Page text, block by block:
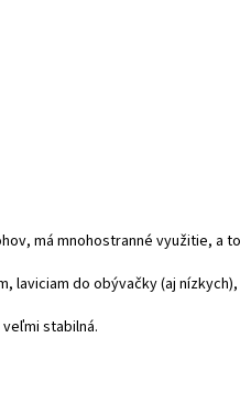
má mnohostranné využitie, a
laviciam do obývačky (aj
stabilná.